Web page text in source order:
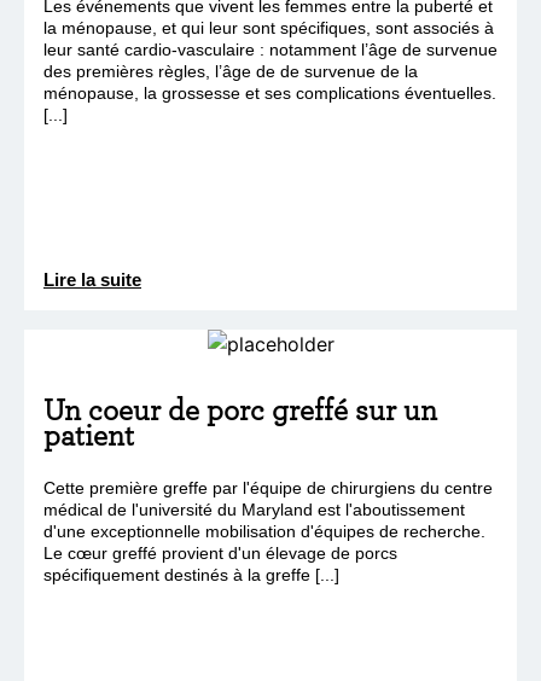
Les événements que vivent les femmes entre la puberté et
la ménopause, et qui leur sont spécifiques, sont associés à
leur santé cardio-vasculaire : notamment l’âge de survenue
des premières règles, l’âge de de survenue de la
ménopause, la grossesse et ses complications éventuelles.
[...]
Lire la suite
Un coeur de porc greffé sur un
patient
Cette première greffe par l'équipe de chirurgiens du centre
médical de l'université du Maryland est l'aboutissement
d'une exceptionnelle mobilisation d'équipes de recherche.
Le cœur greffé provient d'un élevage de porcs
spécifiquement destinés à la greffe [...]